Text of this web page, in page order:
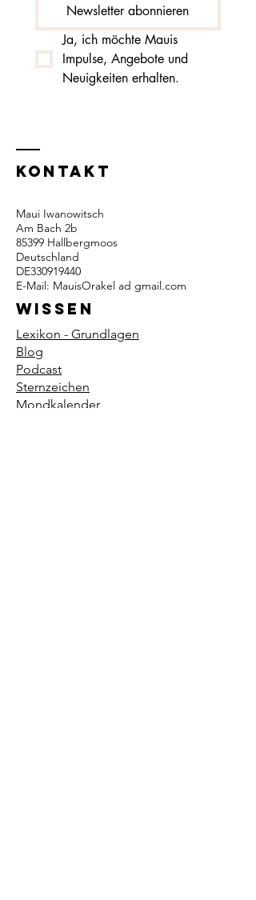
Newsletter abonnieren
Ja, ich möchte Mauis
Impulse, Angebote und
Neuigkeiten erhalten.
KONTAKT
Maui Iwanowitsch
Am Bach 2b
85399 Hallbergmoos
Deutschland
DE330919440
E-Mail: MauisOrakel ad gmail.com
Wissen
Lexikon - Grundlagen
Blog
Podcast
Sternzeichen
Mondkalender